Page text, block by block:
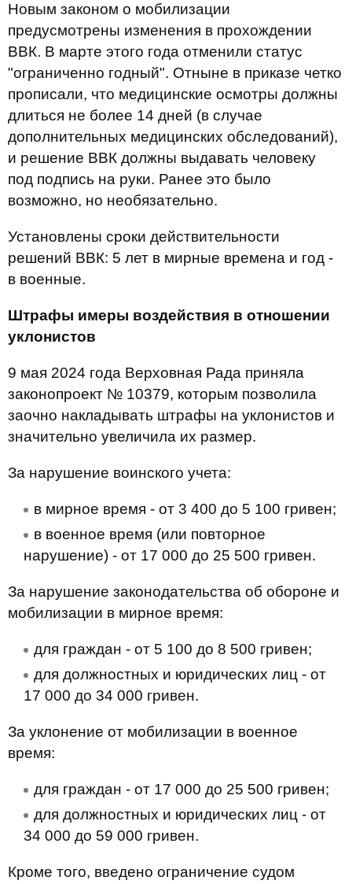
Новым законом о мобилизации
предусмотрены изменения в прохождении
ВВК. В марте этого года отменили статус
"ограниченно годный". Отныне в приказе четко
прописали, что медицинские осмотры должны
длиться не более 14 дней (в случае
дополнительных медицинских обследований),
и решение ВВК должны выдавать человеку
под подпись на руки. Ранее это было
возможно, но необязательно.
Установлены сроки действительности
решений ВВК: 5 лет в мирные времена и год -
в военные.
Штрафы имеры воздействия в отношении
уклонистов
9 мая 2024 года Верховная Рада приняла
законопроект № 10379, которым позволила
заочно накладывать штрафы на уклонистов и
значительно увеличила их размер.
За нарушение воинского учета:
в мирное время - от 3 400 до 5 100 гривен;
в военное время (или повторное
нарушение) - от 17 000 до 25 500 гривен.
За нарушение законодательства об обороне и
мобилизации в мирное время:
для граждан - от 5 100 до 8 500 гривен;
для должностных и юридических лиц - от
17 000 до 34 000 гривен.
За уклонение от мобилизации в военное
время:
для граждан - от 17 000 до 25 500 гривен;
для должностных и юридических лиц - от
34 000 до 59 000 гривен.
Кроме того, введено ограничение судом